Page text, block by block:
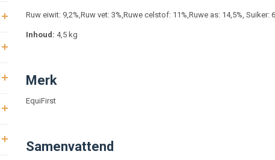
Ruw eiwit: 9,2%,Ruw vet: 3%,Ruwe celstof: 11%,Ruwe as: 14,5%,
Inhoud: 4,5 kg
Merk
EquiFirst
Samenvattend